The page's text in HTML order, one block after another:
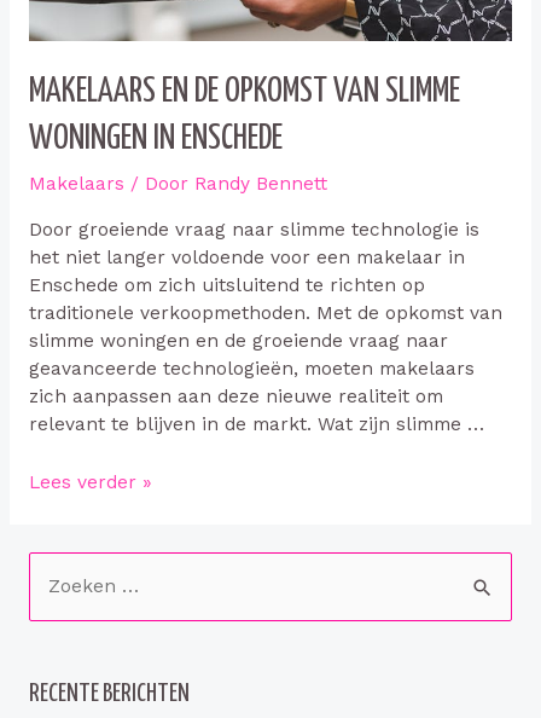
MAKELAARS EN DE OPKOMST VAN SLIMME
WONINGEN IN ENSCHEDE
Makelaars / Door Randy Bennett
Door groeiende vraag naar slimme technologie is
het niet langer voldoende voor een makelaar in
Enschede om zich uitsluitend te richten op
traditionele verkoopmethoden. Met de opkomst van
slimme woningen en de groeiende vraag naar
geavanceerde technologieën, moeten makelaars
zich aanpassen aan deze nieuwe realiteit om
relevant te blijven in de markt. Wat zijn slimme …
Makelaars
van
slimme
Enschede
Lees verder »
kRECENTE BERICHTEN